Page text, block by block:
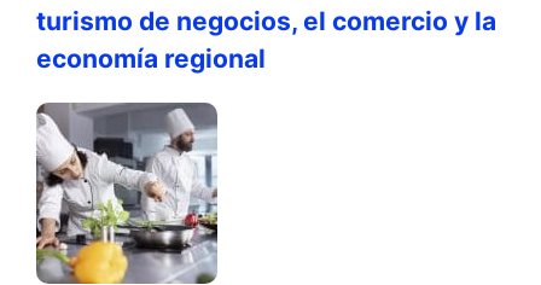
turismo de negocios, el comercio y la
economía regional